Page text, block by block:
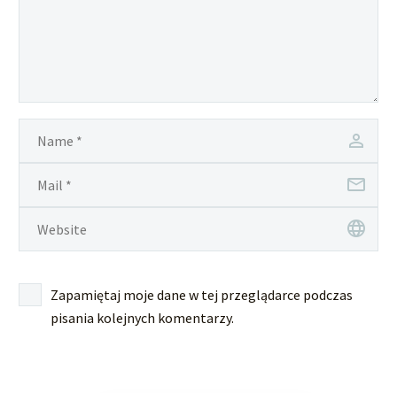
Zapamiętaj moje dane w tej przeglądarce podczas
pisania kolejnych komentarzy.